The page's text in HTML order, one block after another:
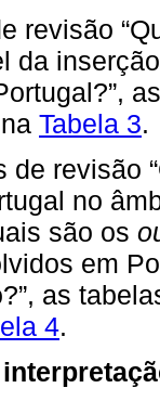
revisão
da
Tabela 3.
de revisão
no
são os
em
as
4.